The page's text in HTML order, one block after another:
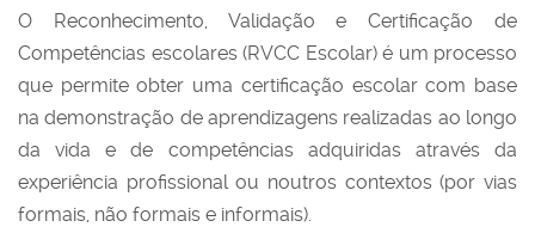
O Reconhecimento, Validação e Certificação de
Competências escolares (RVCC Escolar) é um processo
que permite obter uma certificação escolar com base
na demonstração de aprendizagens realizadas ao longo
da vida e de competências adquiridas através da
experiência profissional ou noutros contextos (por vias
formais, não formais e informais).